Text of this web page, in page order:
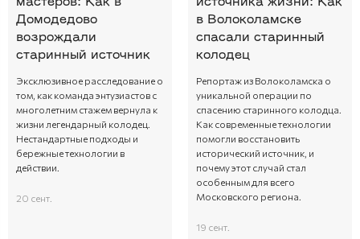
мастеров: Как в
Домодедово
возрождали
старинный источник
Эксклюзивное расследование о
том, как команда энтузиастов с
многолетним стажем вернула к
жизни легендарный колодец.
Нестандартные подходы и
бережные технологии в
действии.
20 сент.
источника жизни: Как
в Волоколамске
спасали старинный
колодец
Репортаж из Волоколамска о
уникальной операции по
спасению старинного колодца.
Как современные технологии
помогли восстановить
исторический источник, и
почему этот случай стал
особенным для всего
Московского региона.
19 сент.